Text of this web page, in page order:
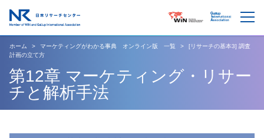
ホーム マーケティングがわかる事典 オンライン版 一覧
[リサーチの基本3] 調査
計画の立て方
第12章 マーケティング・リサー
チと解析手法